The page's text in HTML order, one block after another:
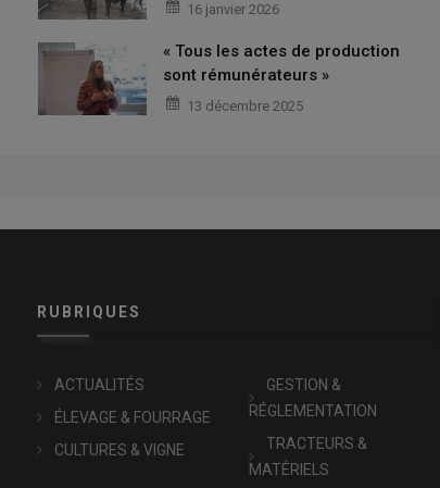
16 janvier 2026
« Tous les actes de production
sont rémunérateurs »
13 décembre 2025
RUBRIQUES
ACTUALITÉS
ÉLEVAGE & FOURRAGE
CULTURES & VIGNE
GESTION &
RÉGLEMENTATION
TRACTEURS &
MATÉRIELS